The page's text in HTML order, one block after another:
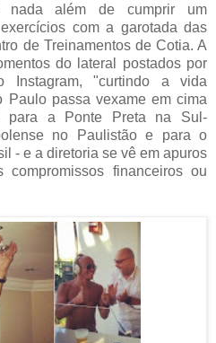
nada além de cumprir um
com a garotada das
de Treinamentos de Cotia. A
do lateral postados por
"curtindo a vida
Paulo passa vexame em cima
para a Ponte Preta na Sul-
no Paulistão e para o
- e a diretoria se vê em apuros
compromissos financeiros ou